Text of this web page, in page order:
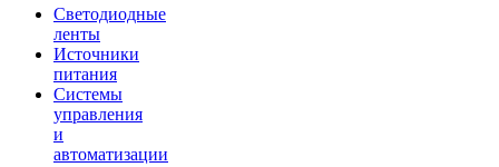
Светодиодные
ленты
Источники
питания
Системы
управления
и
автоматизации